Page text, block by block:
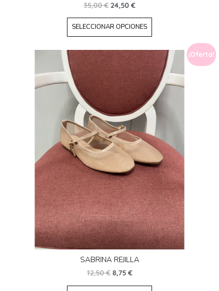
35,00€ 24,50 €
SELECCIONAR OPCIONES
¡Oferta!
SABRINA REJILLA
12,50€ 8,75 €